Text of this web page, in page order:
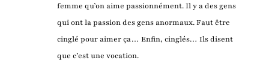
femme qu’on aime passionnément. Il y a des gens
qui ont la passion des gens anormaux. Faut être
cinglé pour aimer ça… Enfin, cinglés… Ils disent
que c’est une vocation.